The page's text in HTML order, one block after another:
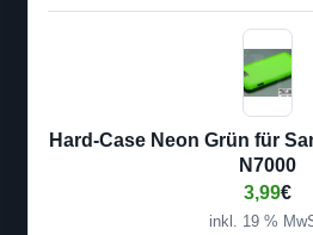
Hard-Case Neon Grün für
N7000
3,99€
inkl. 19 %